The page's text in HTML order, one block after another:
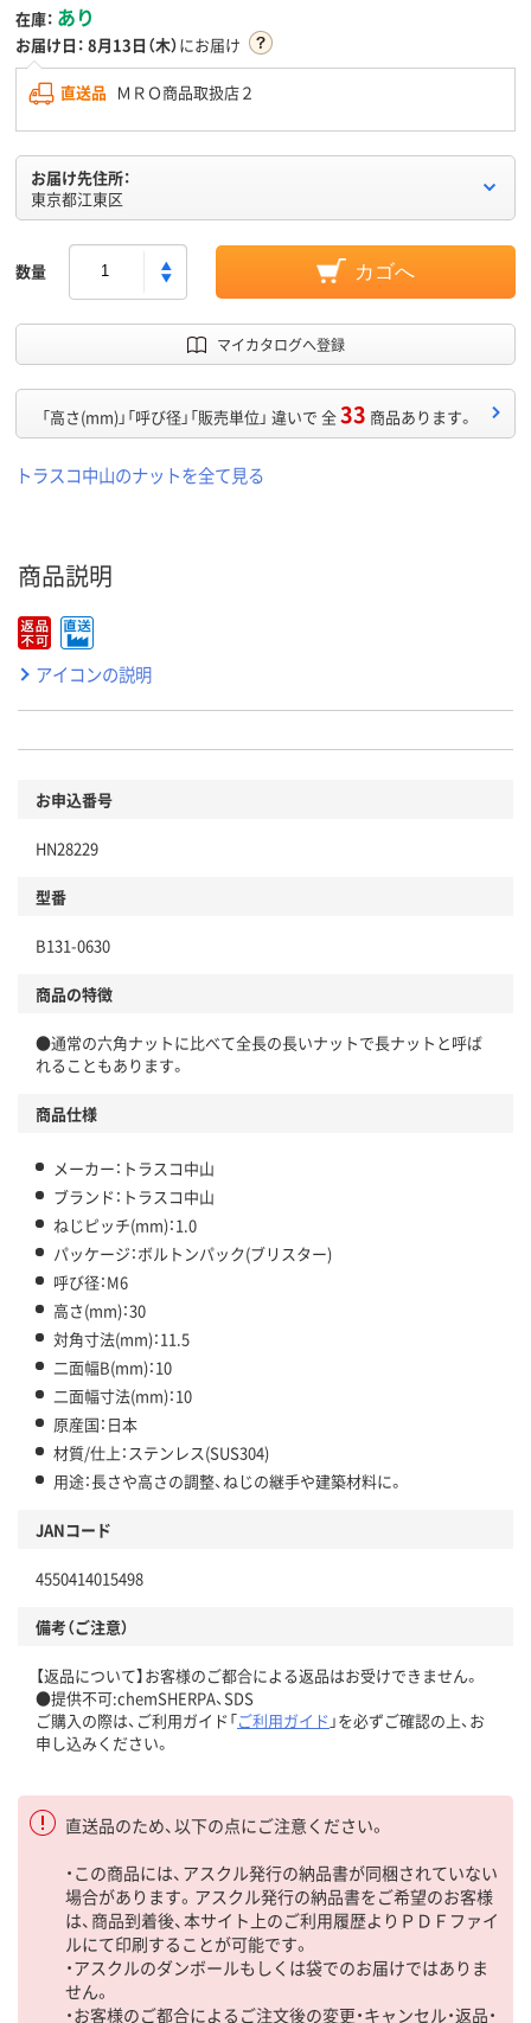
在庫： あり
お届け日： 8月13日（木）にお届け
直送品 ＭＲＯ商品取扱店２
お届け先住所：
東京都江東区
数量 カゴへ
マイカタログへ登録
「高さ(mm)」「呼び径」「販売単位」 違いで 全33 商品あります。
トラスコ中山のナットを全て見る
商品説明
アイコンの説明
お申込番号
HN28229
型番
B131-0630
商品の特徴
●通常の六角ナットに比べて全長の長いナットで長ナットと呼ば
れることもあります。
商品仕様
メーカー：トラスコ中山
ブランド：トラスコ中山
ねじピッチ(mm)：1.0
パッケージ：ボルトンパック(ブリスター)
呼び径：M6
高さ(mm)：30
対角寸法(mm)：11.5
二面幅B(mm)：10
二面幅寸法(mm)：10
原産国：日本
材質/仕上：ステンレス(SUS304)
用途：長さや高さの調整、ねじの継手や建築材料に。
JANコード
4550414015498
備考（ご注意）
【返品について】お客様のご都合による返品はお受けできません。
●提供不可:chemSHERPA、SDS
ご購入の際は、ご利用ガイド「ご利用ガイド 」を必ずご確認の上、お
申し込みください。
直送品のため、以下の点にご注意ください。
・この商品には、アスクル発行の納品書が同梱されていない
場合があります。アスクル発行の納品書をご希望のお客様
は、商品到着後、本サイト上のご利用履歴よりＰＤＦファイ
ルにて印刷することが可能です。
・アスクルのダンボールもしくは袋でのお届けではありま
せん。
・お客様のご都合によるご注文後の変更・キャンセル・返品・